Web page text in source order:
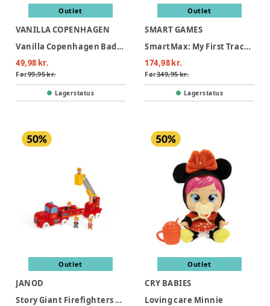
Outlet
VANILLA COPENHAGEN
Vanilla Copenhagen Badevinger - Neon Hearts
49,98 kr.
Før99,95 kr.
Lagerstatus
Outlet
SMART GAMES
SmartMax: My First Tractor 3 (Nordic)
174,98 kr.
Før349,95 kr.
Lagerstatus
Outlet
JANOD
Story Giant Firefighters Truck
Outlet
CRY BABIES
Loving care Minnie